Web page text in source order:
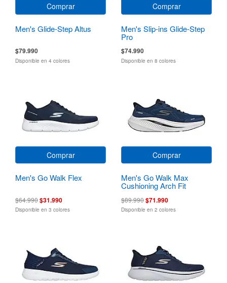
Comprar
Men's Glide-Step Altus
$79.990
Disponible en 4 colores
Comprar
Men's Slip-ins Glide-Step
Pro
$74.990
Disponible en 8 colores
Comprar
Men's Go Walk Flex
$64.990$31.990
Disponible en 3 colores
Comprar
Men's Go Walk Max
Cushioning Arch Fit
$89.990$71.990
Disponible en 2 colores